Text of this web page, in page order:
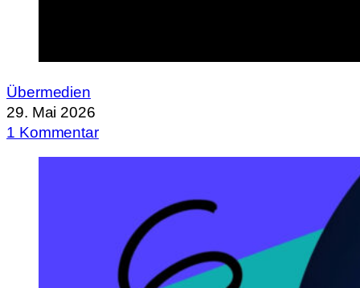
Übermedien
29. Mai 2026
1 Kommentar